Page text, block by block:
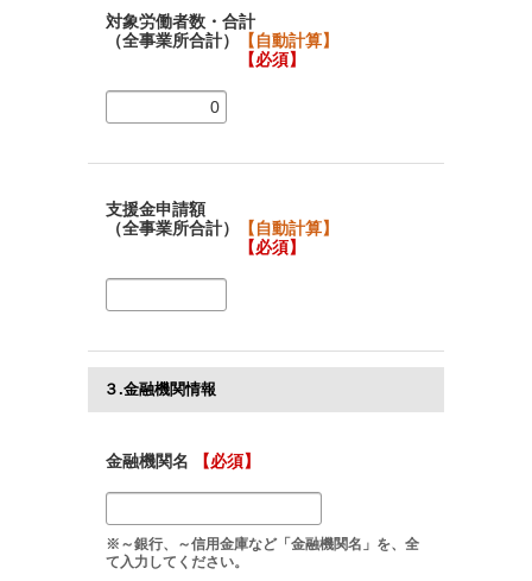
対象労働者数・合計
（全事業所合計）
【自動計算】
【必須】
支援金申請額
（全事業所合計）
【自動計算】
【必須】
３.金融機関情報
金融機関名 【必須】
※～銀行、～信用金庫など「金融機関名」を、全
て入力してください。